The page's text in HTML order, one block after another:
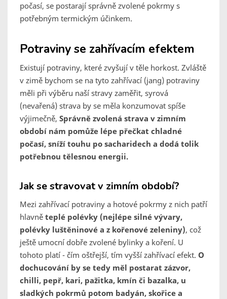
počasí, se postarají správně zvolené pokrmy s
potřebným termickým účinkem.
Potraviny se zahřívacím efektem
Existují potraviny, které zvyšují v těle horkost. Zvláště
v zimě bychom se na tyto zahřívací (jang) potraviny
měli při výběru naší stravy zaměřit, syrová
(nevařená) strava by se měla konzumovat spíše
výjimečně, Správně zvolená strava v zimním
období nám pomůže lépe přečkat chladné
počasí, sníží touhu po sacharidech a dodá tolik
potřebnou tělesnou energii.
Jak se stravovat v zimním období?
Mezi zahřívací potraviny a hotové pokrmy z nich patří
hlavně teplé polévky (nejlépe silné vývary,
polévky luštěninové a z kořenové zeleniny), což
ještě umocní dobře zvolené bylinky a koření. U
tohoto platí - čím oštřejší, tím vyšší zahřívací efekt. O
dochucování by se tedy měl postarat zázvor,
chilli, pepř, kari, pažitka, kmín či bazalka, u
sladkých pokrmů potom badyán, skořice a